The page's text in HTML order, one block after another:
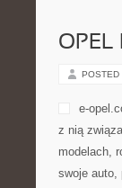
OPEL
POSTED
e-
z nią
modelach,
swoje auto,